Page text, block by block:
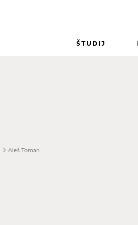
ŠTUDIJ
Aleš Toman